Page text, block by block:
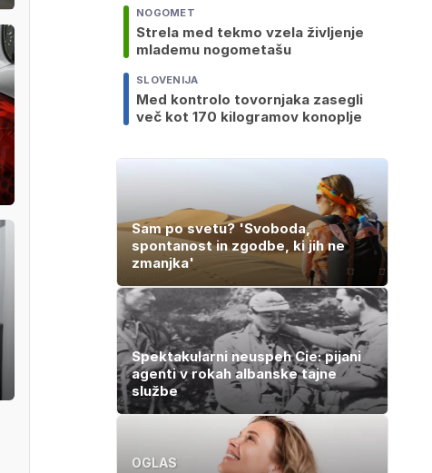
NOGOMET
Strela med tekmo vzela življenje
mlademu nogometašu
SLOVENIJA
Med kontrolo tovornjaka zasegli
več kot 170 kilogramov konoplje
Sam po svetu? 'Svoboda,
spontanost in zgodbe, ki jih ne
zmanjka'
Spektakularni neuspeh Cie: pijani
agenti v rokah albanske tajne
službe
OGLAS